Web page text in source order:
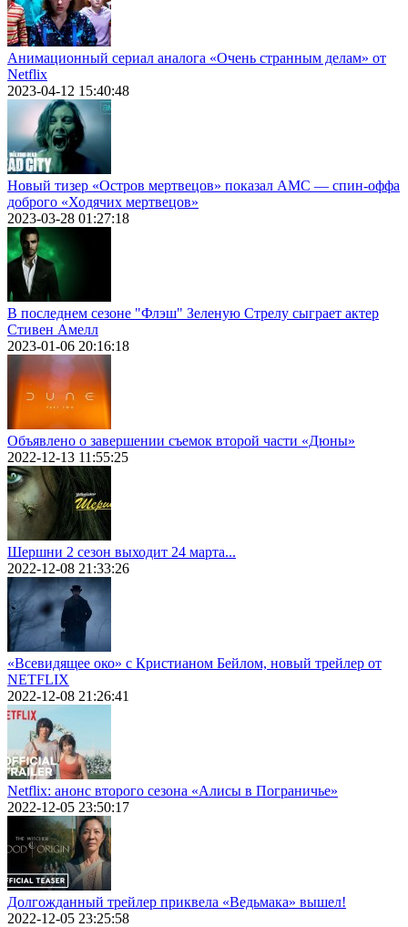
Анимационный сериал аналога «Очень странным делам» от
Netflix
2023-04-12 15:40:48
Новый тизер «Остров мертвецов» показал АМС — спин-оффа
доброго «Ходячих мертвецов»
2023-03-28 01:27:18
В последнем сезоне "Флэш" Зеленую Стрелу сыграет актер
Стивен Амелл
2023-01-06 20:16:18
Объявлено о завершении съемок второй части «Дюны»
2022-12-13 11:55:25
Шершни 2 сезон выходит 24 марта...
2022-12-08 21:33:26
«Всевидящее око» с Кристианом Бейлом, новый трейлер от
NETFLIX
2022-12-08 21:26:41
Netflix: анонс второго сезона «Алисы в Пограничье»
2022-12-05 23:50:17
Долгожданный трейлер приквела «Ведьмака» вышел!
2022-12-05 23:25:58